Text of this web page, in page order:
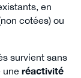
en
cotées) ou
survient sans
une réactivité